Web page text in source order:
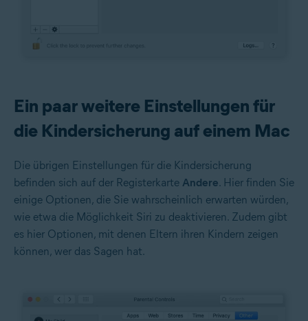
Ein paar weitere Einstellungen für
die Kindersicherung auf einem Mac
Die übrigen Einstellungen für die Kindersicherung
befinden sich auf der Registerkarte Andere. Hier finden Sie
einige Optionen, die Sie wahrscheinlich erwarten würden,
wie etwa die Möglichkeit Siri zu deaktivieren. Zudem gibt
es hier Optionen, mit denen Eltern ihren Kindern zeigen
können, wer das Sagen hat.